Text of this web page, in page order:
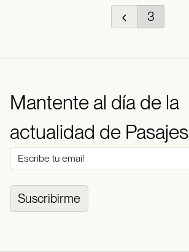
3
Mantente al día de la
actualidad de Pasajes
Suscribirme